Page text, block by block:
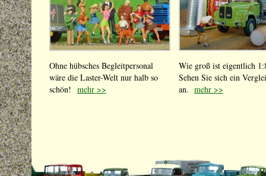
Ohne hübsches Begleit­personal
wäre die Laster-Welt nur halb so
schön! mehr >>
Wie groß ist eigentlich
Sehen Sie sich ein
an. mehr >>